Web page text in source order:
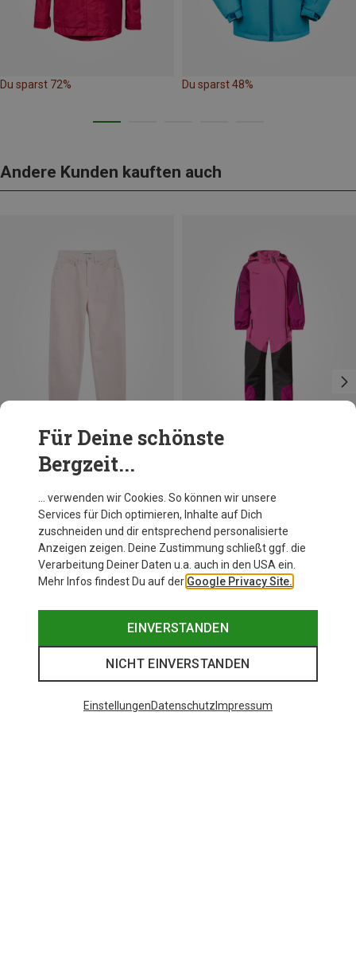
Du sparst 72% Du sparst 48%
Andere Kunden kauften auch
Du sparst 61%
Für Deine schönste
Bergzeit...
… verwenden wir Cookies. So können wir unsere
Services für Dich optimieren, Inhalte auf Dich
zuschneiden und dir entsprechend personalisierte
Anzeigen zeigen. Deine Zustimmung schließt ggf. die
Verarbeitung Deiner Daten u.a. auch in den USA ein.
Mehr Infos findest Du auf der Google Privacy Site.
EINVERSTANDEN
NICHT EINVERSTANDEN
EinstellungenDatenschutz Impressum